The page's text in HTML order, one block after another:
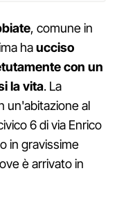
, comune in
haucciso
con un
la vita. La
un'abitazione al
6 di via Enrico
in gravissime
è arrivato in